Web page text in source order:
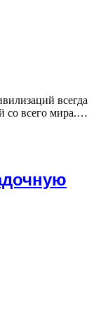
всегда
со всего мира.…